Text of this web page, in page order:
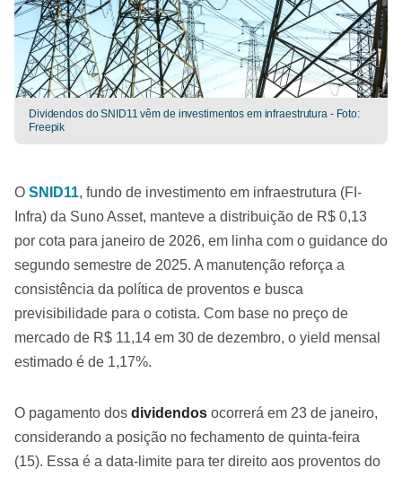
Dividendos do SNID11 vêm de investimentos em infraestrutura - Foto:
Freepik
O SNID11, fundo de investimento em infraestrutura (FI-
Infra) da Suno Asset, manteve a distribuição de R$ 0,13
por cota para janeiro de 2026, em linha com o guidance do
segundo semestre de 2025. A manutenção reforça a
consistência da política de proventos e busca
previsibilidade para o cotista. Com base no preço de
mercado de R$ 11,14 em 30 de dezembro, o yield mensal
estimado é de 1,17%.
O pagamento dos dividendos ocorrerá em 23 de janeiro,
considerando a posição no fechamento de quinta-feira
(15). Essa é a data-limite para ter direito aos proventos do